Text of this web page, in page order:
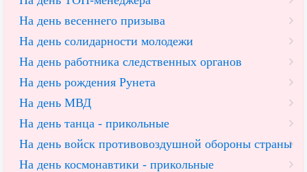
На день весеннего призыва
На день солидарности молодежи
На день работника следственных органов
На день рождения Рунета
На день МВД
На день танца - прикольные
На день войск противовоздушной обороны страны
На день космонавтики - прикольные